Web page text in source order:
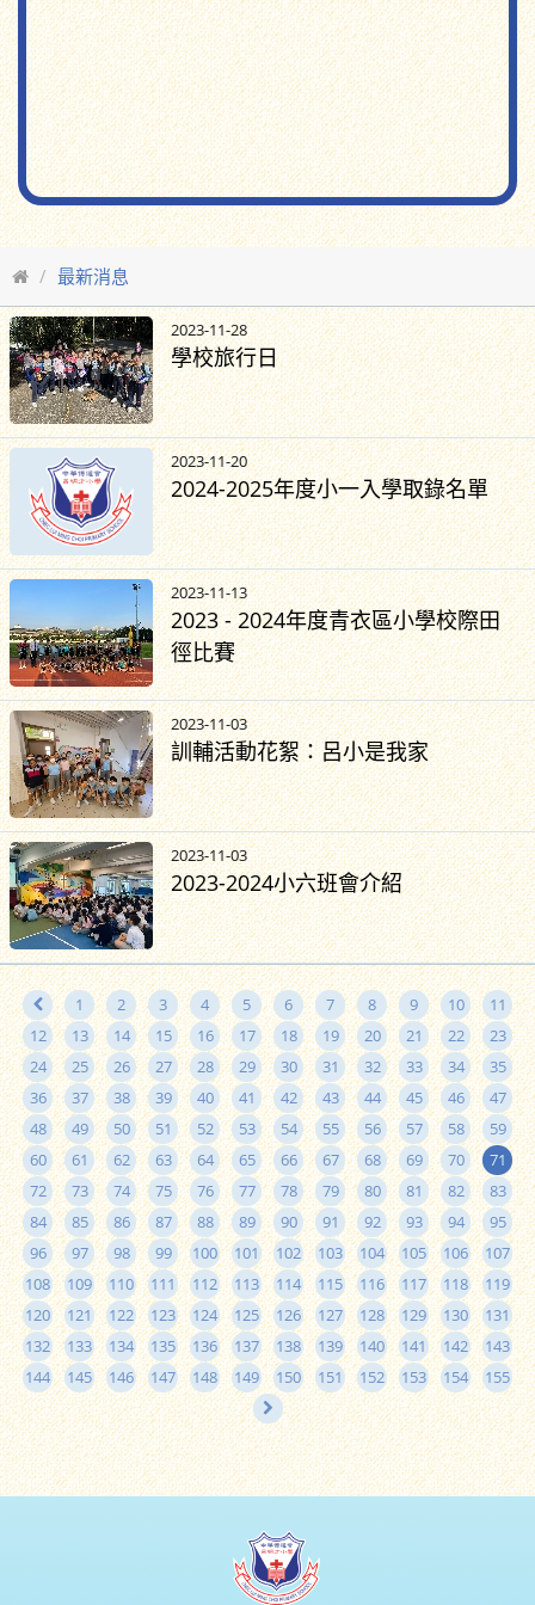
最新消息
2023-11-28
學校旅行日
2023-11-20
2024-2025年度小一入學取錄名單
2023-11-13
2023 - 2024年度青衣區小學校際田
徑比賽
2023-11-03
訓輔活動花絮：呂小是我家
2023-11-03
2023-2024小六班會介紹
1 2 3 4 5 6 7 8 9 10
11
12
13 14 15 16 17 18 19 20 21 22
23
24
25 26 27 28 29 30 31 32 33 34
35
36
37 38 39 40 41 42 43 44 45 46
47
48
49 50 51 52 53 54 55 56 57 58
59
60
61 62 63 64 65 66 67 68 69 70
71
72
73 74 75 76 77 78 79 80 81 82
83
84
85 86 87 88 89 90 91 92 93 94
95
96
97 98 99 100 101 102 103 104 105 106
107
108
109 110 111 112 113 114 115 116 117 118
119
120
121 122 123 124 125 126 127 128 129 130
131
132
133 134 135 136 137 138 139 140 141 142
143
144
145 146 147 148 149 150 151 152 153 154 155